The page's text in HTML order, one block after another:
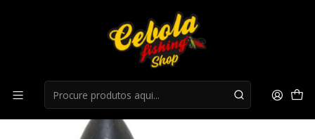
Balas Vega Worm Weight tungsténio - 3 pcs